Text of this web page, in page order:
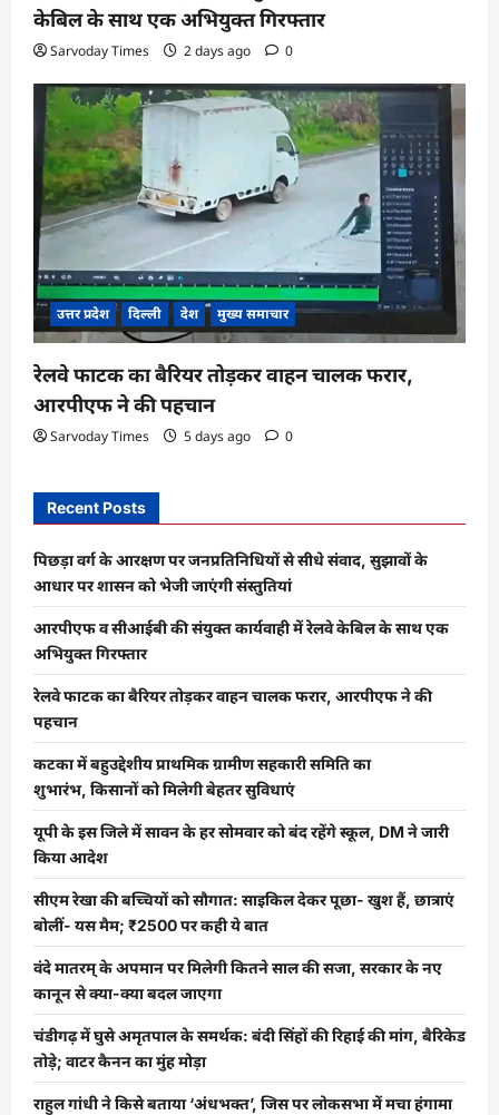
केबिल के साथ एक अभियुक्त गिरफ्तार
Sarvoday Times 2 days ago 0
उत्तर प्रदेश दिल्ली देश मुख्य समाचार
रेलवे फाटक का बैरियर तोड़कर वाहन चालक फरार,
आरपीएफ ने की पहचान
Sarvoday Times 5 days ago 0
Recent Posts
पिछड़ा वर्ग के आरक्षण पर जनप्रतिनिधियों से सीधे संवाद, सुझावों के
आधार पर शासन को भेजी जाएंगी संस्तुतियां
आरपीएफ व सीआईबी की संयुक्त कार्यवाही में रेलवे केबिल के साथ एक
अभियुक्त गिरफ्तार
रेलवे फाटक का बैरियर तोड़कर वाहन चालक फरार, आरपीएफ ने की
पहचान
कटका में बहुउद्देशीय प्राथमिक ग्रामीण सहकारी समिति का
शुभारंभ, किसानों को मिलेगी बेहतर सुविधाएं
यूपी के इस जिले में सावन के हर सोमवार को बंद रहेंगे स्कूल, DM ने जारी
किया आदेश
सीएम रेखा की बच्चियों को सौगात: साइकिल देकर पूछा- खुश हैं, छात्राएं
बोलीं- यस मैम; ₹2500 पर कही ये बात
वंदे मातरम् के अपमान पर मिलेगी कितने साल की सजा, सरकार के नए
कानून से क्या-क्या बदल जाएगा
चंडीगढ़ में घुसे अमृतपाल के समर्थक: बंदी सिंहों की रिहाई की मांग, बैरिकेड
तोड़े; वाटर कैनन का मुंह मोड़ा
राहुल गांधी ने किसे बताया ‘अंधभक्त’, जिस पर लोकसभा में मचा हंगामा